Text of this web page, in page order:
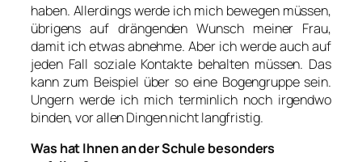
haben. Allerdings werde ich mich bewegen müssen,
übrigens auf drängenden Wunsch meiner Frau,
damit ich etwas abnehme. Aber ich werde auch auf
jeden Fall soziale Kontakte behalten müssen. Das
kann zum Beispiel über so eine Bogengruppe sein.
Ungern werde ich mich terminlich noch irgendwo
binden, vor allen Dingen nicht langfristig.
Was hat Ihnen an der Schule besonders